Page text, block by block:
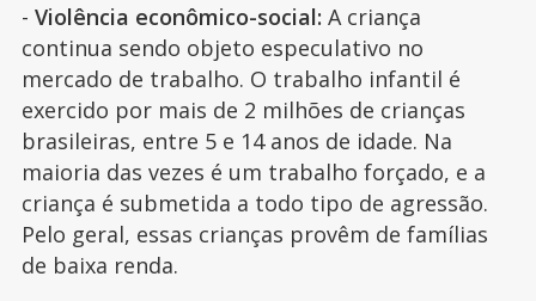
- Violência econômico-social: A criança
continua sendo objeto especulativo no
mercado de trabalho. O trabalho infantil é
exercido por mais de 2 milhões de crianças
brasileiras, entre 5 e 14 anos de idade. Na
maioria das vezes é um trabalho forçado, e a
criança é submetida a todo tipo de agressão.
Pelo geral, essas crianças provêm de famílias
de baixa renda.